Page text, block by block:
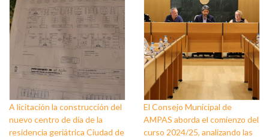
Ejido
A licitación la construcción del
nuevo centro de día de la
residencia geriátrica Ciudad de
El Consejo Municipal de
AMPAS aborda el comienzo del
curso 2024/25, analizando las